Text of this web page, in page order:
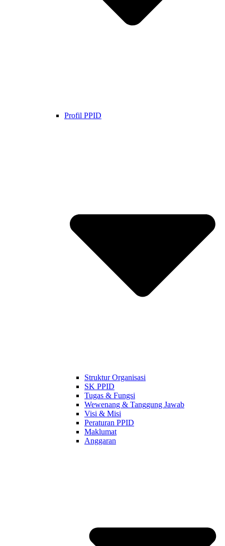
Profil PPID
Struktur Organisasi
SK PPID
Tugas & Fungsi
Wewenang & Tanggung Jawab
Visi & Misi
Peraturan PPID
Maklumat
Anggaran